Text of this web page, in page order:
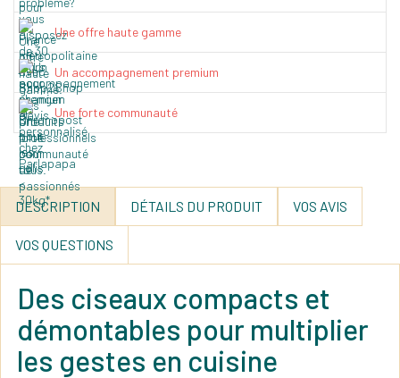
Une offre haute gamme
Un accompagnement premium
Une forte communauté
DESCRIPTION DÉTAILS DU PRODUIT VOS AVIS
VOS QUESTIONS
Des ciseaux compacts et
démontables pour multiplier
les gestes en cuisine